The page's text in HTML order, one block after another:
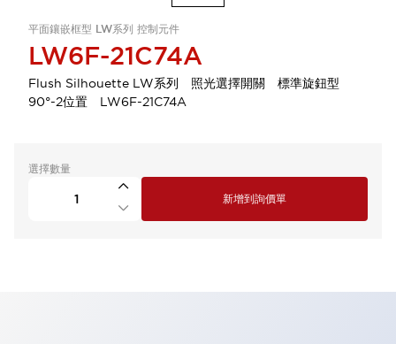
平面鑲嵌框型 LW系列 控制元件
LW6F-21C74A
Flush Silhouette LW系列 照光選擇開關 標準旋鈕型
90°-2位置 LW6F-21C74A
選擇數量
新增到詢價單